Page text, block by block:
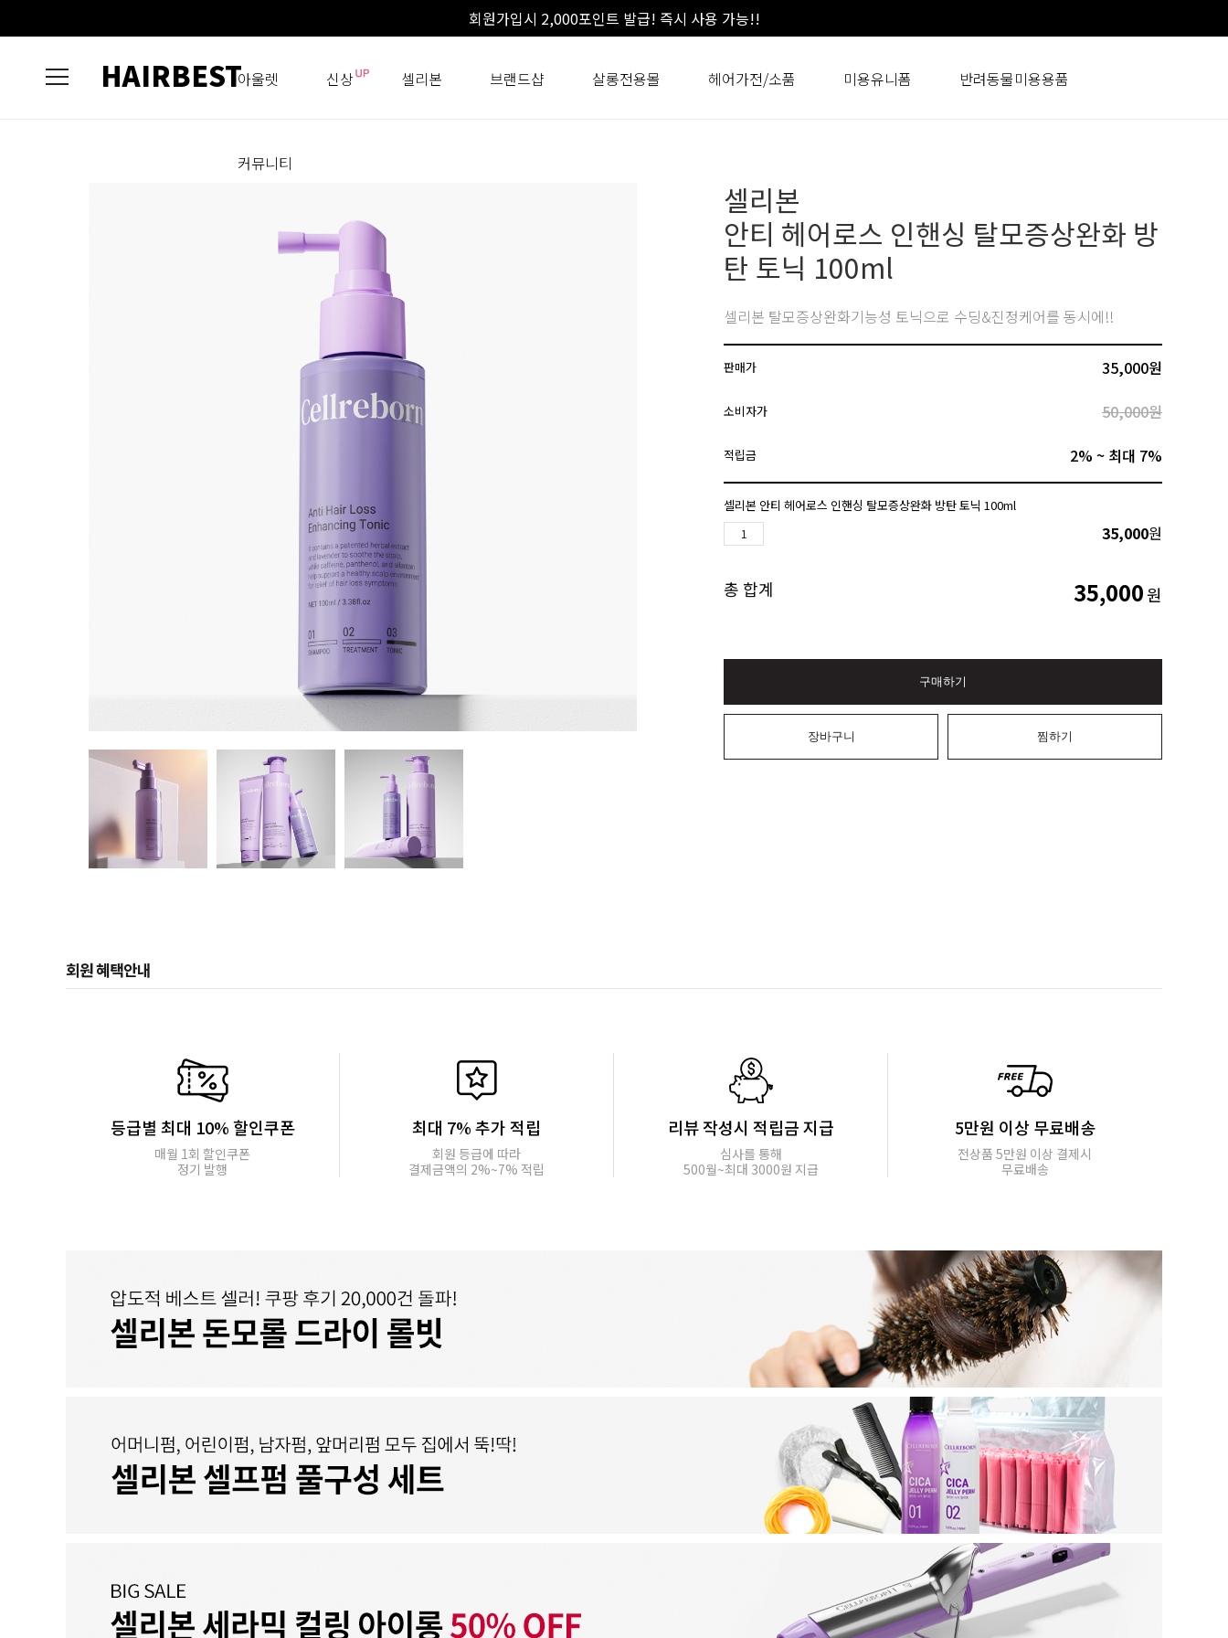
회원가입시 2,000포인트 발급! 즉시 사용 가능!!
HAIRBEST아울렛 신상 셀리본 브랜드샵 살롱전용몰 헤어가전/소품 미용유니폼 반려동물미용용품
커뮤니티
셀리본
안티 헤어로스 인핸싱 탈모증상완화 방
탄 토닉 100ml
셀리본 탈모증상완화기능성 토닉으로 수딩&진정케어를 동시에!!
판매가 35,000원
소비자가 50,000원
적립금 2% ~ 최대 7%
셀리본 안티 헤어로스 인핸싱 탈모증상완화 방탄 토닉 100ml
35,000원
총 합계 35,000원
구매하기
장바구니 찜하기
회원 혜택안내
등급별 최대 10% 할인쿠폰
매월 1회 할인쿠폰
정기 발행
최대 7% 추가 적립
회원 등급에 따라
결제금액의 2%~7% 적립
리뷰 작성시 적립금 지급
심사를 통해
500월~최대 3000원 지급
5만원 이상 무료배송
전상품 5만원 이상 결제시
무료배송